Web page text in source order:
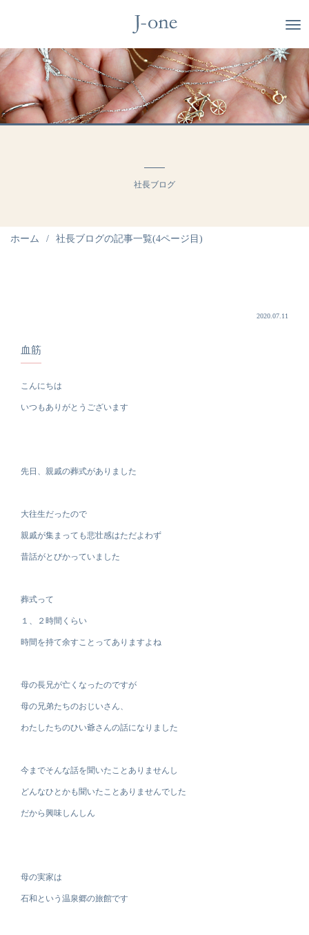
社長ブログ
ホーム 社長ブログの記事一覧(4ページ目)
2020.07.11
血筋
こんにちは
いつもありがとうございます
先日、親戚の葬式がありました
大往生だったので
親戚が集まっても悲壮感はただよわず
昔話がとびかっていました
葬式って
１、２時間くらい
時間を持て余すことってありますよね
母の長兄が亡くなったのですが
母の兄弟たちのおじいさん、
わたしたちのひい爺さんの話になりました
今までそんな話を聞いたことありませんし
どんなひとかも聞いたことありませんでした
だから興味しんしん
母の実家は
石和という温泉郷の旅館です